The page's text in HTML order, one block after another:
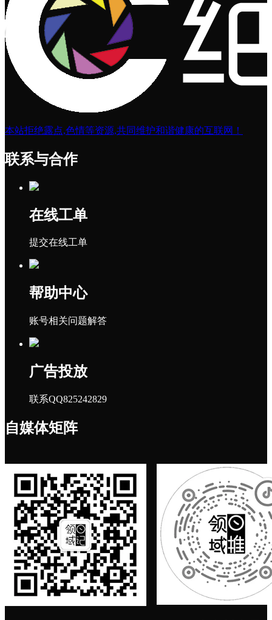
本站拒绝露点,色情等资源,共同维护和谐健康的互联网！
联系与合作
在线工单
提交在线工单
帮助中心
账号相关问题解答
广告投放
联系QQ825242829
自媒体矩阵